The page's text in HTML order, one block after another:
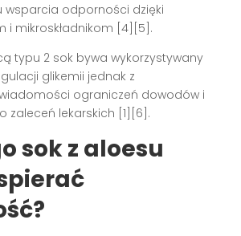
wsparcia odporności dzięki
i mikroskładnikom [4][5].
typu 2 sok bywa wykorzystywany
glikemii jednak z
ograniczeń dowodów i
zaleceń lekarskich [1][6].
sok z aloesu